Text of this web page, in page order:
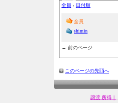
全員 › 日付順
全員
shimin
← 前のページ
このページの先頭へ
譲渡 所得｜